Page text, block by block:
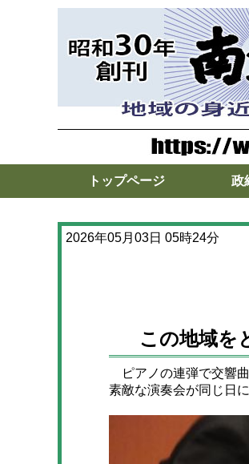
トップページ 政
2026年05月03日 05時24分
この地域を
ピアノの連弾で交響
素敵な演奏会が同じ日